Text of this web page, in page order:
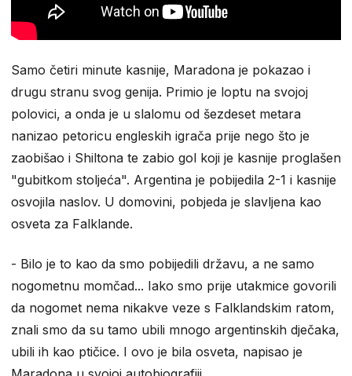
Samo četiri minute kasnije, Maradona je pokazao i
drugu stranu svog genija. Primio je loptu na svojoj
polovici, a onda je u slalomu od šezdeset metara
nanizao petoricu engleskih igrača prije nego što je
zaobišao i Shiltona te zabio gol koji je kasnije proglašen
"gubitkom stoljeća". Argentina je pobijedila 2-1 i kasnije
osvojila naslov. U domovini, pobjeda je slavljena kao
osveta za Falklande.
- Bilo je to kao da smo pobijedili državu, a ne samo
nogometnu momčad... Iako smo prije utakmice govorili
da nogomet nema nikakve veze s Falklandskim ratom,
znali smo da su tamo ubili mnogo argentinskih dječaka,
ubili ih kao ptičice. I ovo je bila osveta, napisao je